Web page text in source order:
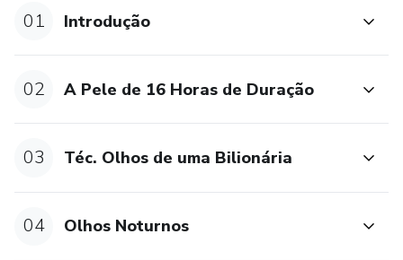
noturno
💖 Como colar cílios sem drama e acertar o delineado
gatinho
💖 Técnicas para transformar sua make do dia para a noite
💖 Dicas práticas de batom e preenchimento labial
maquiagem de forma versátil e elegante para qualquer
01 Introdução
02 A Pele de 16 Horas de Duração
03 Téc. Olhos de uma Bilionária
04 Olhos Noturnos